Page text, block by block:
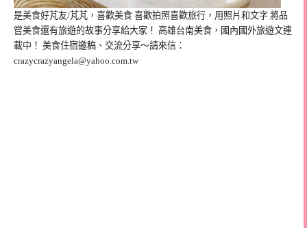
是美食好芃友/芃芃，喜歡美食 喜歡拍照喜歡旅行，用照片和文字 將品
嘗美食還有旅遊的故事分享給大家！ 高雄台南美食，國內國外旅遊文連
載中！ 美食住宿邀稿、交流分享～請來信：
crazycrazyangela@yahoo.com.tw